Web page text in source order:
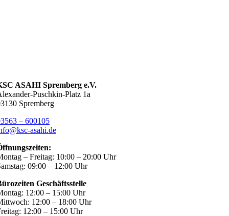
ASAHI Spremberg e.V.
Puschkin-Platz 1a
Spremberg
– 600105
asahi.de
– Freitag: 10:00 – 20:00 Uhr
09:00 – 12:00 Uhr
Geschäftsstelle
12:00 – 15:00 Uhr
12:00 – 18:00 Uhr
12:00 – 15:00 Uhr